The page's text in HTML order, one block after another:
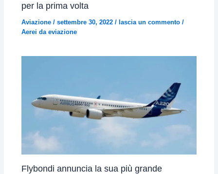
per la prima volta
Aviazione /settembre 30, 2022/lascia un commento /
Aerei da eviazione
Flybondi annuncia la sua più grande